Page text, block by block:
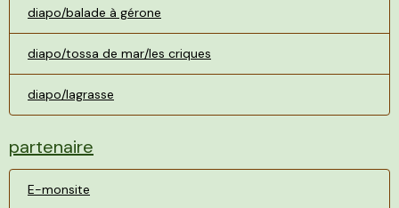
diapo/balade à gérone
diapo/tossa de mar/les criques
diapo/lagrasse
partenaire
E-monsite